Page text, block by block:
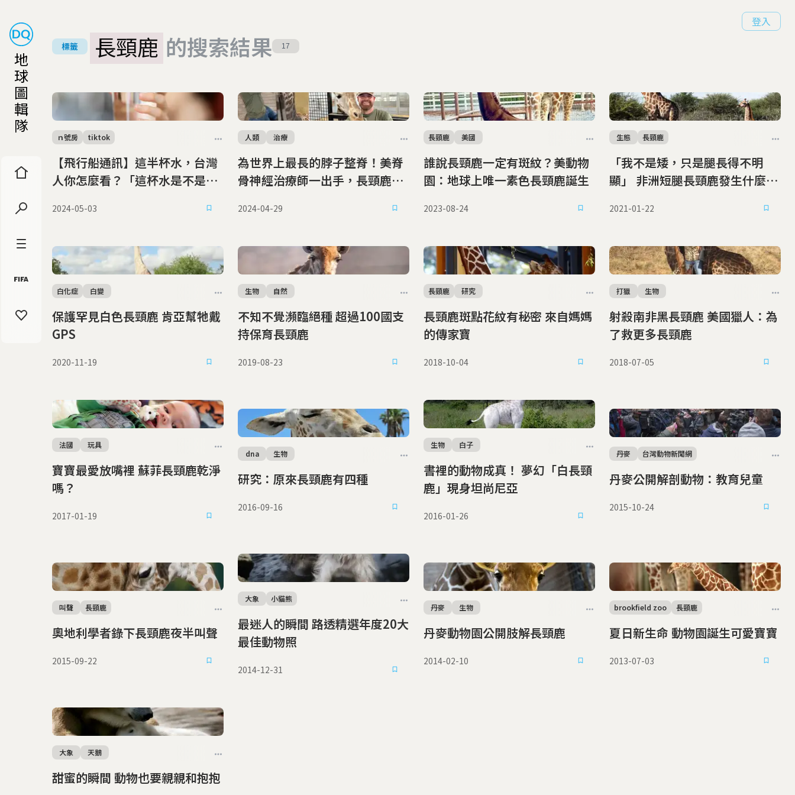
地
球
圖
輯
隊
登入
標籤 長頸鹿 的搜索結果 17
【飛行船通訊】這半杯水，台灣
人你怎麼看？「這杯水是不是在
ｎ號房 tiktok
2024-05-03
為世界上最長的脖子整脊！美脊
骨神經治療師一出手，長頸鹿便
人類 治療
2024-04-29
誰說長頸鹿一定有斑紋？美動物
園：地球上唯一素色長頸鹿誕生
長頸鹿 美國
2023-08-24
「我不是矮，只是腿長得不明
顯」 非洲短腿長頸鹿發生什麼
生態 長頸鹿
2021-01-22
保護罕見白色長頸鹿 肯亞幫牠戴
GPS
白化症 白變
2020-11-19
不知不覺瀕臨絕種 超過100國支
持保育長頸鹿
生物 自然
2019-08-23
長頸鹿斑點花紋有秘密 來自媽媽
的傳家寶
長頸鹿 研究
2018-10-04
射殺南非黑長頸鹿 美國獵人：為
了救更多長頸鹿
打獵 生物
2018-07-05
寶寶最愛放嘴裡 蘇菲長頸鹿乾淨
嗎？
法國 玩具
2017-01-19
研究：原來長頸鹿有四種
dna 生物
2016-09-16
書裡的動物成真！ 夢幻「白長頸
鹿」現身坦尚尼亞
生物 白子
2016-01-26
丹麥公開解剖動物：教育兒童
丹麥 台灣動物新聞網
2015-10-24
奧地利學者錄下長頸鹿夜半叫聲
叫聲 長頸鹿
2015-09-22
最迷人的瞬間 路透精選年度20大
最佳動物照
大象 小貓熊
2014-12-31
丹麥動物園公開肢解長頸鹿
丹麥 生物
2014-02-10
夏日新生命 動物園誕生可愛寶寶
brookfield zoo 長頸鹿
2013-07-03
甜蜜的瞬間 動物也要親親和抱抱
大象 天鵝